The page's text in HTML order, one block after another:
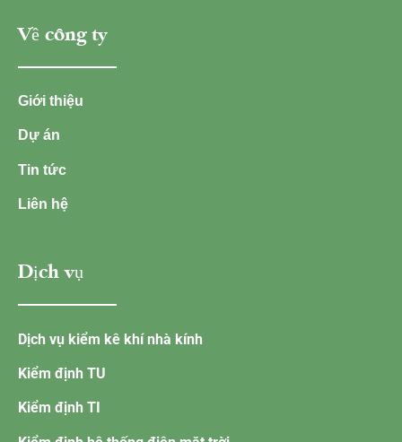
Về công ty
Giới thiệu
Dự án
Tin tức
Liên hệ
Dịch vụ
Dịch vụ kiểm kê khí nhà kính
Kiểm định TU
Kiểm định TI